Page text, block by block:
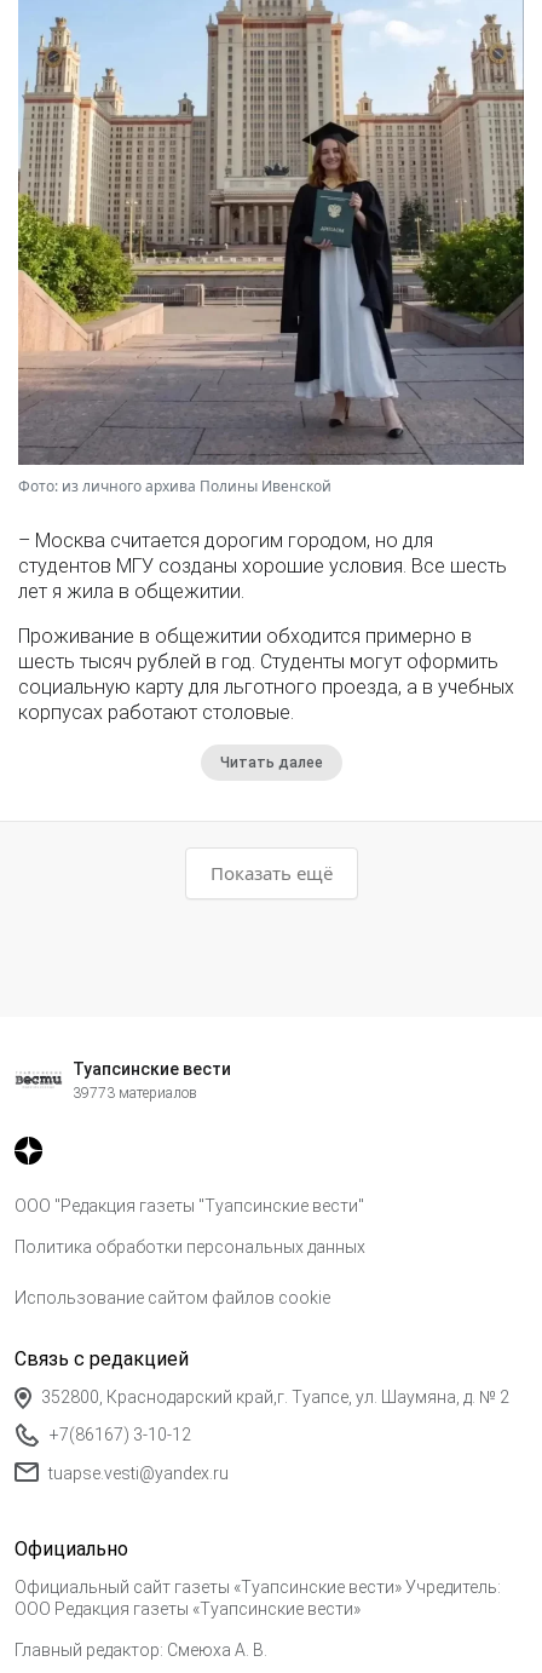
Фото: из личного архива Полины Ивенской
– Москва считается дорогим городом, но для
студентов МГУ созданы хорошие условия. Все шесть
лет я жила в общежитии.
Проживание в общежитии обходится примерно в
шесть тысяч рублей в год. Студенты могут оформить
социальную карту для льготного проезда, а в учебных
корпусах работают столовые.
Читать далее
Показать ещё
Туапсинские вести
39773 материалов
ООО "Редакция газеты "Туапсинские вести"
Политика обработки персональных данных
Использование сайтом файлов cookie
Связь с редакцией
352800, Краснодарский край,г. Туапсе, ул. Шаумяна, д. № 2
+7(86167) 3-10-12
tuapse.vesti@yandex.ru
Официально
Официальный сайт газеты «Туапсинские вести» Учредитель:
ООО Редакция газеты «Туапсинские вести»
Главный редактор: Смеюха А. В.